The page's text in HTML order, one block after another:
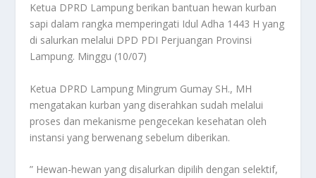
Ketua DPRD Lampung berikan bantuan hewan kurban
sapi dalam rangka memperingati Idul Adha 1443 H yang
di salurkan melalui DPD PDI Perjuangan Provinsi
Lampung. Minggu (10/07)
Ketua DPRD Lampung Mingrum Gumay SH., MH
mengatakan kurban yang diserahkan sudah melalui
proses dan mekanisme pengecekan kesehatan oleh
instansi yang berwenang sebelum diberikan.
” Hewan-hewan yang disalurkan dipilih dengan selektif,